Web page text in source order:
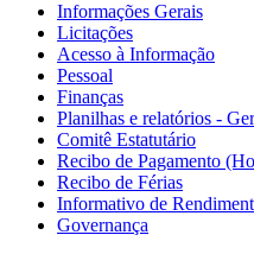
Informações Gerais
Licitações
Acesso à Informação
Pessoal
Finanças
Planilhas e relatórios -
Comitê Estatutário
Recibo de Pagamento
Recibo de Férias
Informativo de
Governança